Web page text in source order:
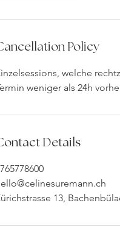
Policy
welche
weniger als 24h
Details
13,